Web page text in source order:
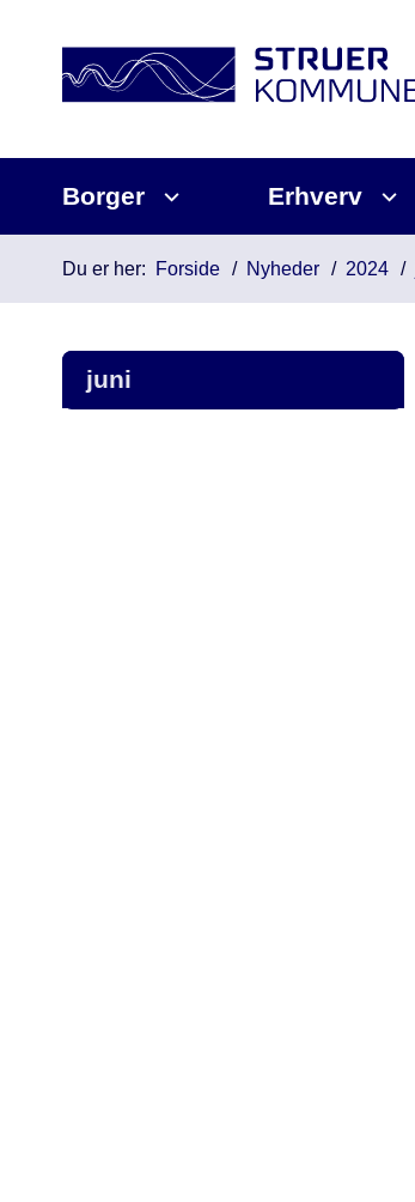
Borger Erhverv
Du er her: Forside Nyheder 2024
juni